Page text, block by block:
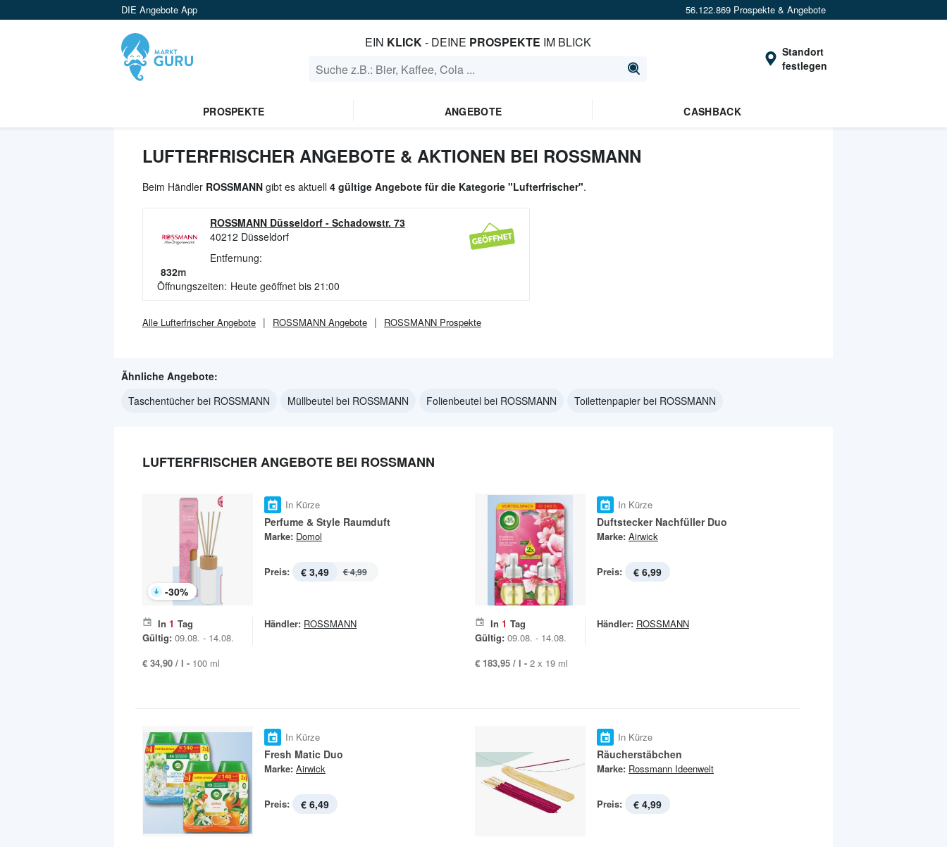
DIE Angebote App 56.122.869 Prospekte & Angebote
EIN KLICK- DEINE PROSPEKTE IM BLICK
Standort
festlegen
PROSPEKTE ANGEBOTE CASHBACK
LUFTERFRISCHER ANGEBOTE & AKTIONEN BEI ROSSMANN
Beim Händler ROSSMANN gibt es aktuell 4 gültige Angebote für die Kategorie "Lufterfrischer".
ROSSMANN Düsseldorf - Schadowstr. 73
40212 Düsseldorf
Entfernung:
832m
Öffnungszeiten: Heute geöffnet bis 21:00
Alle LufterfrischerAngebote ROSSMANN Angebote ROSSMANN Prospekte
Ähnliche Angebote:
Taschentücher bei ROSSMANN
Müllbeutel bei ROSSMANN Folienbeutel bei ROSSMANN Toilettenpapier bei ROSSMANN
LUFTERFRISCHER ANGEBOTE BEI ROSSMANN
-30%
In Kürze
Perfume & Style Raumduft
Marke: Domol
Preis: € 3,49 € 4,99
In 1 Tag
Gültig: 09.08. - 14.08.
Händler: ROSSMANN
€ 34,90 / l - 100 ml
In Kürze
Duftstecker Nachfüller Duo
Marke: Airwick
Preis: € 6,99
In 1 Tag
Gültig: 09.08. - 14.08.
Händler: ROSSMANN
€ 183,95 / l - 2 x 19 ml
In Kürze
Fresh Matic Duo
Marke: Airwick
Preis: € 6,49
In Kürze
Räucherstäbchen
Marke: Rossmann Ideenwelt
Preis: € 4,99